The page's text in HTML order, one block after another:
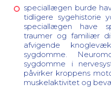
speciallægen burde
tidligere sygehistorie
speciallægen have
traumer og familiær
afvigende
sygdomme.
sygdomme i
påvirker kroppens
muskelaktivitet og